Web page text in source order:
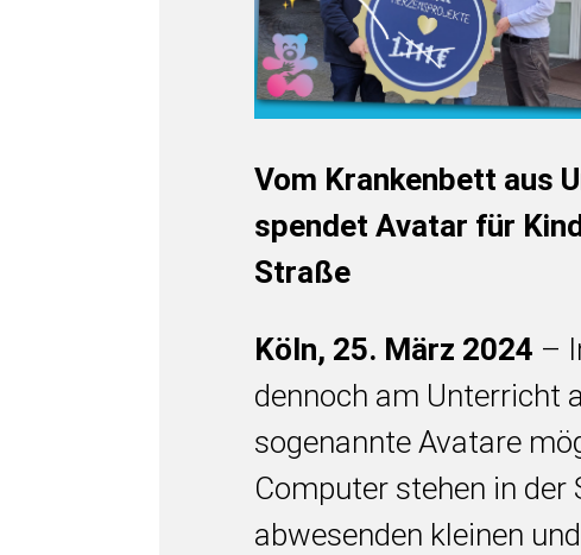
Vom Krankenbett aus
spendet Avatar für
Straße
Köln, 25. März 2024 –
dennoch am Unterricht
sogenannte Avatare
Computer stehen in der
abwesenden kleinen